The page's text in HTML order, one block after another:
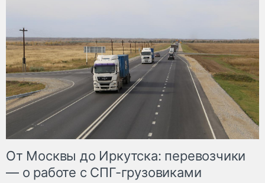
От Москвы до Иркутска: перевозчики
— о работе с СПГ-грузовиками